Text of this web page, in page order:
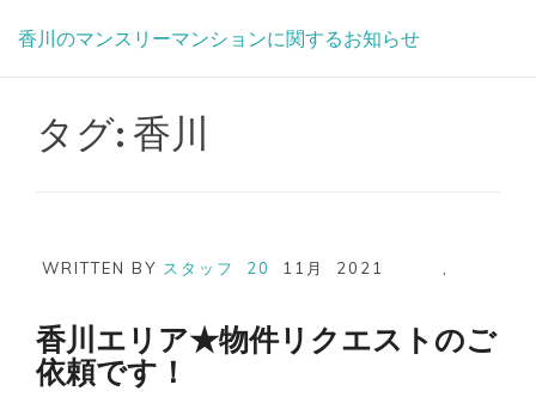
香川のマンスリーマンションに関するお知らせ
タグ: 香川
WRITTEN BY スタッフ 20 11月 ,
2021
香川エリア★物件リクエストのご
依頼です！